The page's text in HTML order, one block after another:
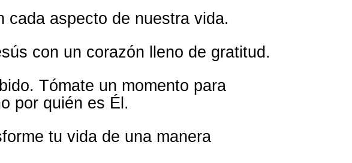
cada aspecto de nuestra vida.
con un corazón lleno de gratitud.
Tómate un momento para
por quién es Él.
tu vida de una manera